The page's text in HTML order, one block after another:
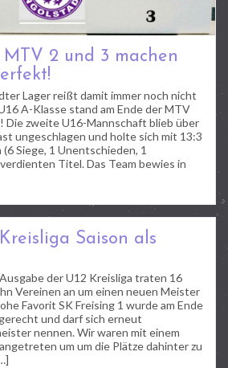
MTV 2 und 3 machen
Lager reißt damit immer noch nicht
A-Klasse stand am Ende der MTV
Die zweite U16-Mannschaft blieb über
ungeschlagen und holte sich mit 13:3
Siege, 1 Unentschieden, 1
Titel. Das Team bewies in
Saison als
der U12 Kreisliga traten 16
Vereinen an um einen neuen Meister
Favorit SK Freising 1 wurde am Ende
und darf sich erneut
nennen. Wir waren mit einem
um um die Plätze dahinter zu